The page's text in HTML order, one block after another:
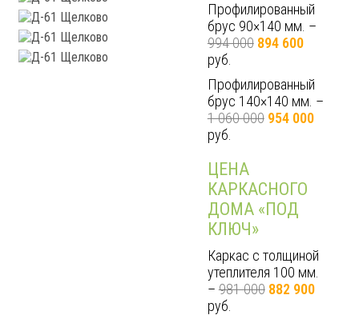
Профилированный
брус 90×140 мм. –
994 000 894 600
руб.
Профилированный
брус 140×140 мм. –
1 060 000 954 000
руб.
ЦЕНА
КАРКАСНОГО
ДОМА «ПОД
КЛЮЧ»
Каркас с толщиной
утеплителя 100 мм.
–981 000 882 900
руб.